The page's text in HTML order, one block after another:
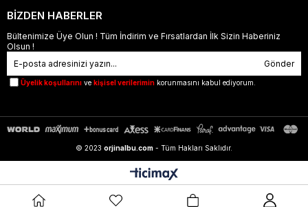
BİZDEN HABERLER
Bültenimize Üye Olun ! Tüm İndirim ve Fırsatlardan İlk Sizin Haberiniz
Olsun !
Gönder
Üyelik koşullarını ve kişisel verilerimin korunmasını kabul ediyorum.
© 2023 orjinalbu.com - Tüm Hakları Saklıdır.